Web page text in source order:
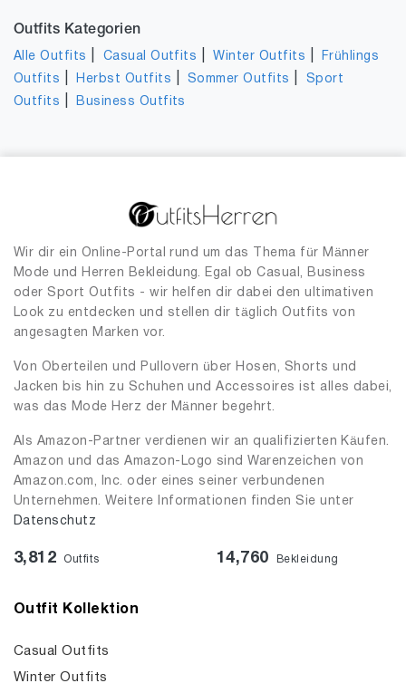
Outfits Kategorien
Alle Outfits Casual Outfits |Winter Outfits
Frühlings
Outfits
Herbst Outfits Sommer Outfits
Sport
Outfits
Business Outfits
Wir dir ein Online-Portal rund um das Thema für Männer
Mode und Herren Bekleidung. Egal ob Casual, Business
oder Sport Outfits - wir helfen dir dabei den ultimativen
Look zu entdecken und stellen dir täglich Outfits von
angesagten Marken vor.
Von Oberteilen und Pullovern über Hosen, Shorts und
Jacken bis hin zu Schuhen und Accessoires ist alles dabei,
was das Mode Herz der Männer begehrt.
Als Amazon-Partner verdienen wir an qualifizierten Käufen.
Amazon und das Amazon-Logo sind Warenzeichen von
Amazon.com, Inc. oder eines seiner verbundenen
Unternehmen. Weitere Informationen finden Sie unter
Datenschutz
3,812 Outfits 14,760 Bekleidung
Outfit Kollektion
Casual Outfits
Winter Outfits